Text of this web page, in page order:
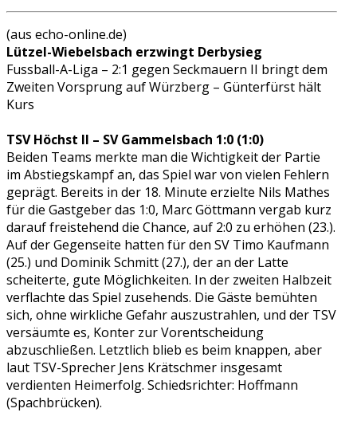
(aus echo-online.de)
Lützel-Wiebelsbach erzwingt Derbysieg
Fussball-A-Liga – 2:1 gegen Seckmauern II bringt dem
Zweiten Vorsprung auf Würzberg – Günterfürst hält
Kurs
TSV Höchst II – SV Gammelsbach 1:0 (1:0)
Beiden Teams merkte man die Wichtigkeit der Partie
im Abstiegskampf an, das Spiel war von vielen Fehlern
geprägt. Bereits in der 18. Minute erzielte Nils Mathes
für die Gastgeber das 1:0, Marc Göttmann vergab kurz
darauf freistehend die Chance, auf 2:0 zu erhöhen (23.).
Auf der Gegenseite hatten für den SV Timo Kaufmann
(25.) und Dominik Schmitt (27.), der an der Latte
scheiterte, gute Möglichkeiten. In der zweiten Halbzeit
verflachte das Spiel zusehends. Die Gäste bemühten
sich, ohne wirkliche Gefahr auszustrahlen, und der TSV
versäumte es, Konter zur Vorentscheidung
abzuschließen. Letztlich blieb es beim knappen, aber
laut TSV-Sprecher Jens Krätschmer insgesamt
verdienten Heimerfolg. Schiedsrichter: Hoffmann
(Spachbrücken).